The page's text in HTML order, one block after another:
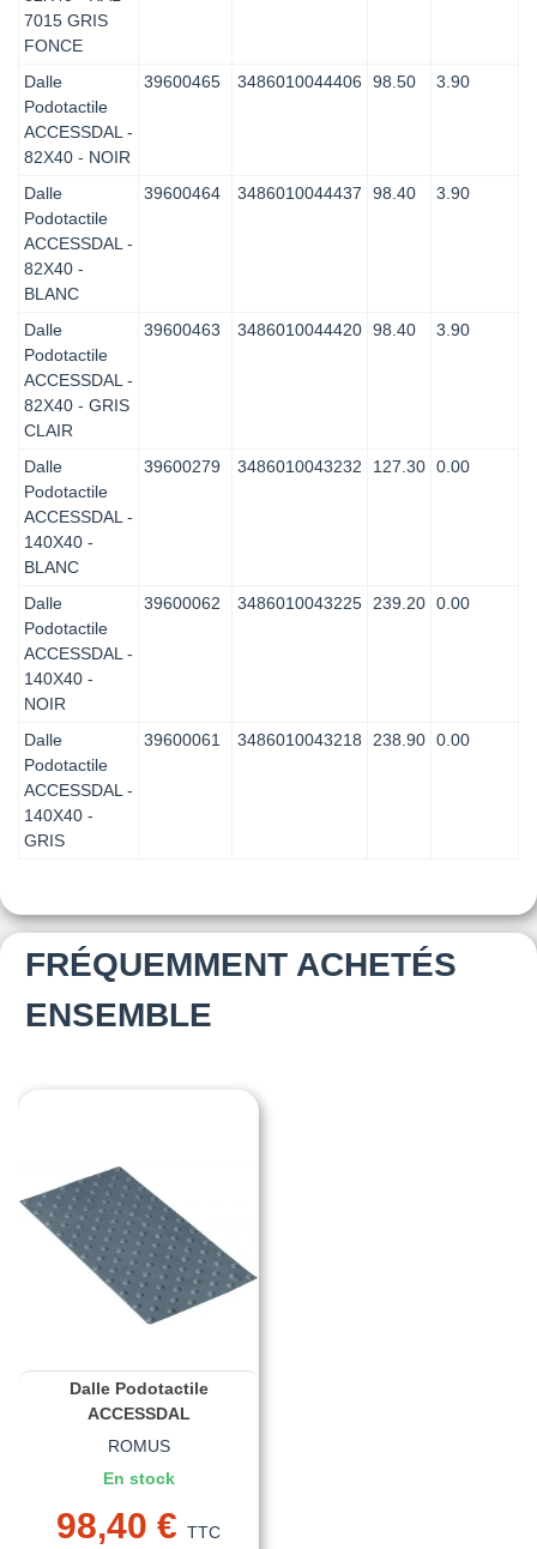
7015 GRIS
FONCE
Dalle
Podotactile
ACCESSDAL -
82X40 - NOIR
39600465 3486010044406 98.50 3.90
Dalle
Podotactile
ACCESSDAL -
82X40 -
BLANC
39600464 3486010044437 98.40 3.90
Dalle
Podotactile
ACCESSDAL -
82X40 - GRIS
CLAIR
39600463 3486010044420 98.40 3.90
Dalle
Podotactile
ACCESSDAL -
140X40 -
BLANC
39600279 3486010043232 127.30 0.00
Dalle
Podotactile
ACCESSDAL -
140X40 -
NOIR
39600062 3486010043225 239.20 0.00
Dalle
Podotactile
ACCESSDAL -
140X40 -
GRIS
39600061 3486010043218 238.90 0.00
FRÉQUEMMENT ACHETÉS
ENSEMBLE
Dalle Podotactile
ACCESSDAL
ROMUS
En stock
98,40 € TTC